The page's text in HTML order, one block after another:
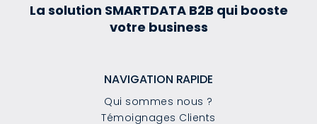
La solution SMARTDATA B2B qui booste
votre business
NAVIGATION RAPIDE
Qui sommes nous ?
Témoignages Clients